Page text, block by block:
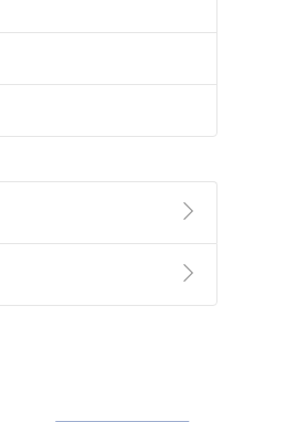
以有形媒介提供之數位